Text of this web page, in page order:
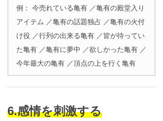
例： 今売れている亀有 ／亀有の殿堂入り
アイテム ／亀有の話題独占 ／亀有の火付
け役 ／行列の出来る亀有 ／皆が待ってい
た亀有 ／亀有に夢中 ／欲しかった亀有 ／
今年最大の亀有 ／頂点の上を行く亀有
6.感情を刺激する